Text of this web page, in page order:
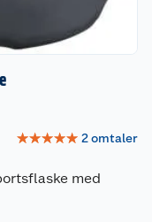
☆☆☆☆☆ 2omtaler
med